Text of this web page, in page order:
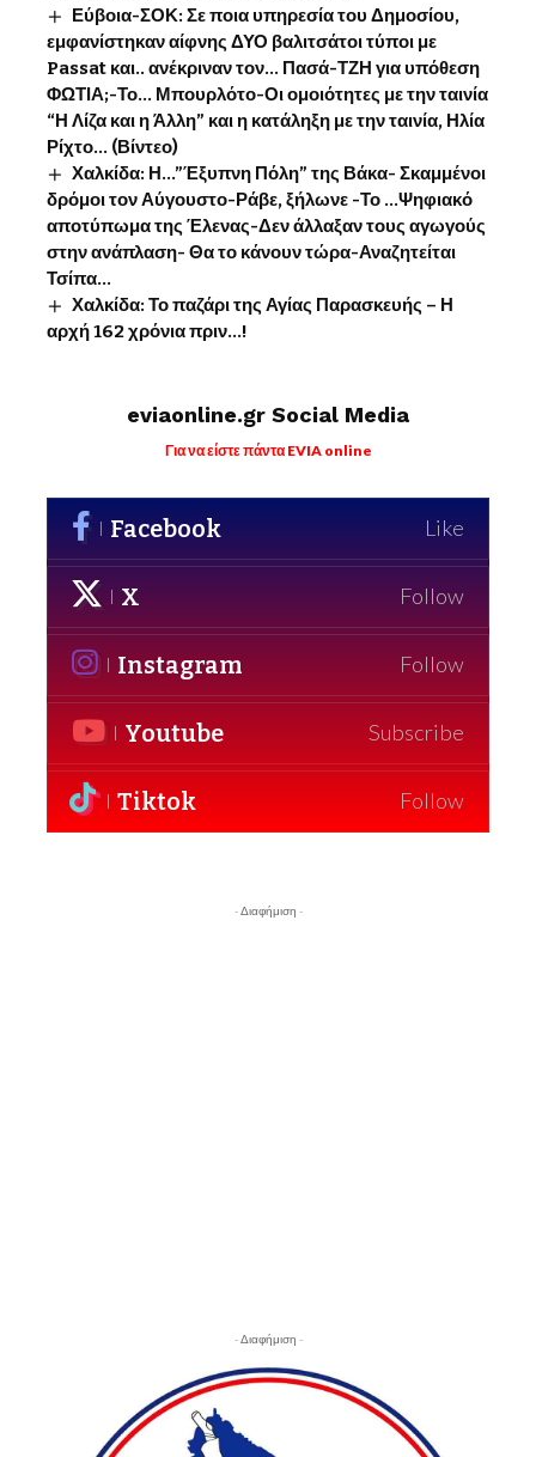
Εύβοια-ΣΟΚ: Σε ποια υπηρεσία του Δημοσίου,
εμφανίστηκαν αίφνης ΔΥΟ βαλιτσάτοι τύποι με
Passat και.. ανέκριναν τον… Πασά-ΤΖΗ για υπόθεση
ΦΩΤΙΑ;-Το… Μπουρλότο-Οι ομοιότητες με την ταινία
“Η Λίζα και η Άλλη” και η κατάληξη με την ταινία, Ηλία
Ρίχτο… (Βίντεο)
Χαλκίδα: Η…”Έξυπνη Πόλη” της Βάκα- Σκαμμένοι
δρόμοι τον Αύγουστο-Ράβε, ξήλωνε -Το …Ψηφιακό
αποτύπωμα της Έλενας-Δεν άλλαξαν τους αγωγούς
στην ανάπλαση- Θα το κάνουν τώρα-Αναζητείται
Τσίπα…
Χαλκίδα: Το παζάρι της Αγίας Παρασκευής – Η
αρχή 162 χρόνια πριν…!
eviaonline.gr Social Media
Για να είστε πάντα EVIA online
Facebook Like
X Follow
Instagram Follow
Youtube Subscribe
Tiktok Follow
- Διαφήμιση -
- Διαφήμιση -